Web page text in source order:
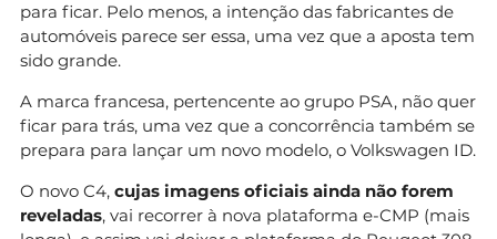
para ficar. Pelo menos, a intenção das fabricantes de
automóveis parece ser essa, uma vez que a aposta tem
sido grande.
A marca francesa, pertencente ao grupo PSA, não quer
ficar para trás, uma vez que a concorrência também se
prepara para lançar um novo modelo, o Volkswagen ID.
O novo C4, cujas imagens oficiais ainda não forem
reveladas, vai recorrer à nova plataforma e-CMP (mais